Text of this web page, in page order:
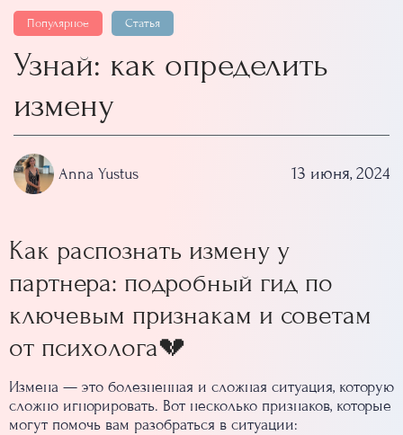
Популярное Статья
Узнай: как определить
измену
Anna Yustus 13 июня, 2024
Как распознать измену у
партнера: подробный гид по
ключевым признакам и советам
от психолога💔
Измена — это болезненная и сложная ситуация, которую
сложно игнорировать. Вот несколько признаков, которые
могут помочь вам разобраться в ситуации: